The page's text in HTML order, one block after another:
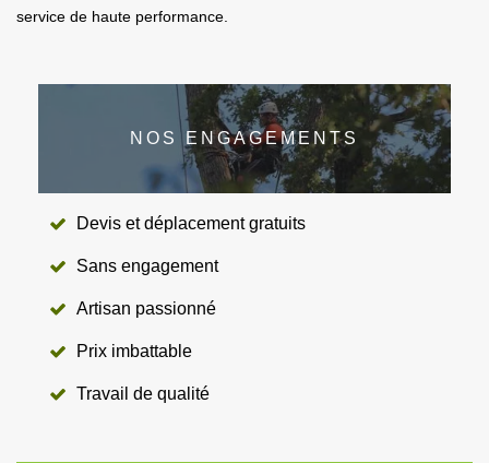
service de haute performance.
NOS ENGAGEMENTS
Devis et déplacement gratuits
Sans engagement
Artisan passionné
Prix imbattable
Travail de qualité